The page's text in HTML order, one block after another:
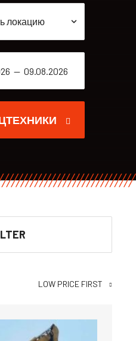
LOW PRICE FIRST